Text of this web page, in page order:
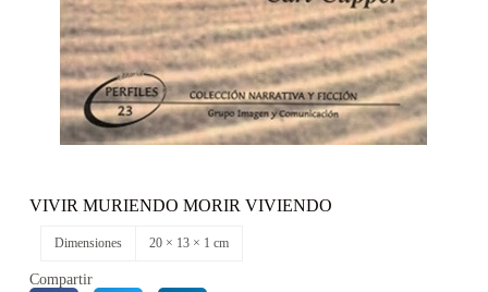
VIVIR MURIENDO MORIR VIVIENDO
Dimensiones 20 × 13 × 1 cm
Compartir